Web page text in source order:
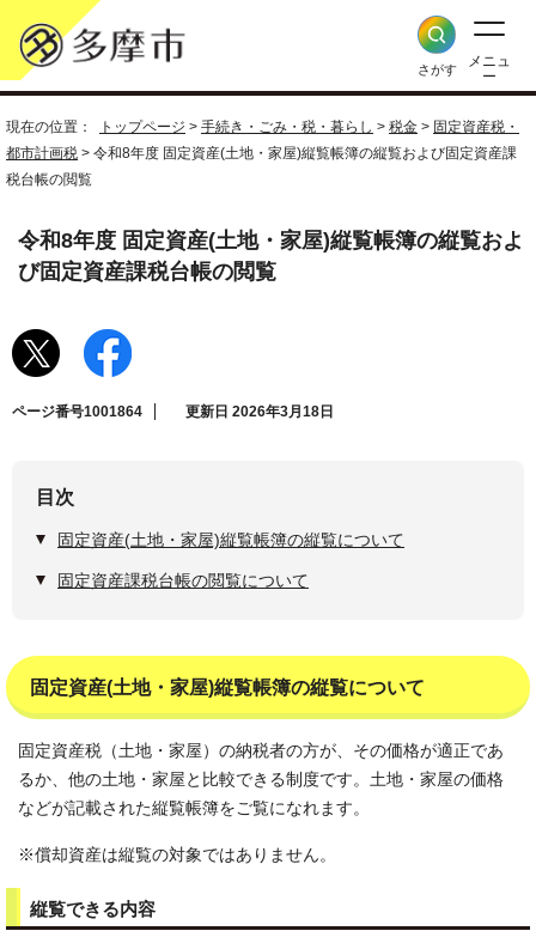
さがす
メニュ
ー
現在の位置： トップページ > 手続き・ごみ・税・暮らし > 税金 > 固定資産税・
都市計画税 > 令和8年度 固定資産(土地・家屋)縦覧帳簿の縦覧および固定資産課
税台帳の閲覧
令和8年度 固定資産(土地・家屋)縦覧帳簿の縦覧およ
び固定資産課税台帳の閲覧
ページ番号1001864 更新日 2026年3月18日
目次
固定資産(土地・家屋)縦覧帳簿の縦覧について
固定資産課税台帳の閲覧について
固定資産(土地・家屋)縦覧帳簿の縦覧について
固定資産税（土地・家屋）の納税者の方が、その価格が適正であ
るか、他の土地・家屋と比較できる制度です。土地・家屋の価格
などが記載された縦覧帳簿をご覧になれます。
※償却資産は縦覧の対象ではありません。
縦覧できる内容